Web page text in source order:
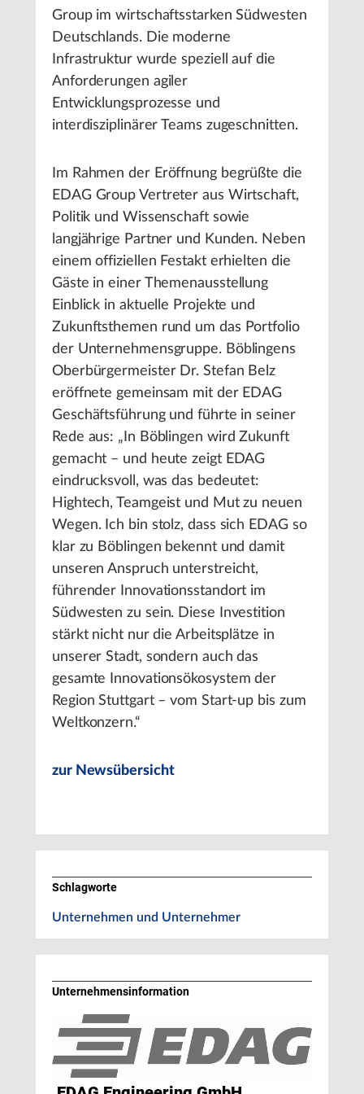
Group im wirtschaftsstarken Südwesten
Deutschlands. Die moderne
Infrastruktur wurde speziell auf die
Anforderungen agiler
Entwicklungsprozesse und
interdisziplinärer Teams zugeschnitten.
Im Rahmen der Eröffnung begrüßte die
EDAG Group Vertreter aus Wirtschaft,
Politik und Wissenschaft sowie
langjährige Partner und Kunden. Neben
einem offiziellen Festakt erhielten die
Gäste in einer Themenausstellung
Einblick in aktuelle Projekte und
Zukunftsthemen rund um das Portfolio
der Unternehmensgruppe. Böblingens
Oberbürgermeister Dr. Stefan Belz
eröffnete gemeinsam mit der EDAG
Geschäftsführung und führte in seiner
Rede aus: „In Böblingen wird Zukunft
gemacht – und heute zeigt EDAG
eindrucksvoll, was das bedeutet:
Hightech, Teamgeist und Mut zu neuen
Wegen. Ich bin stolz, dass sich EDAG so
klar zu Böblingen bekennt und damit
unseren Anspruch unterstreicht,
führender Innovationsstandort im
Südwesten zu sein. Diese Investition
stärkt nicht nur die Arbeitsplätze in
unserer Stadt, sondern auch das
gesamte Innovationsökosystem der
Region Stuttgart – vom Start-up bis zum
Weltkonzern.“
zur Newsübersicht
Schlagworte
Unternehmen und Unternehmer
Unternehmens­information